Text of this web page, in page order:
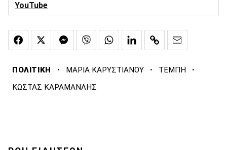
YouTube
ΠΟΛΙΤΙΚΗ · ΜΑΡΙΑ ΚΑΡΥΣΤΙΑΝΟΥ · ΤΕΜΠΗ ·
ΚΩΣΤΑΣ ΚΑΡΑΜΑΝΛΗΣ